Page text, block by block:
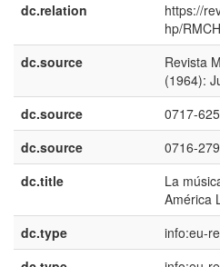
dc.relation
https://
hp/
dc.source
Revista
(1964):
dc.source
0717-
dc.source
0716-
dc.title
La
América
dc.type
info:eu-